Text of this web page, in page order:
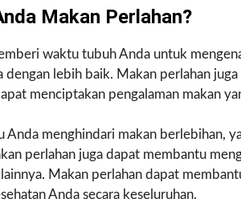
Makan Perlahan?
waktu tubuh Anda untuk
lebih baik. Makan perlahan
menciptakan pengalaman makan
Anda menghindari makan berlebihan,
perlahan juga dapat membantu
Makan perlahan dapat
Anda secara keseluruhan.